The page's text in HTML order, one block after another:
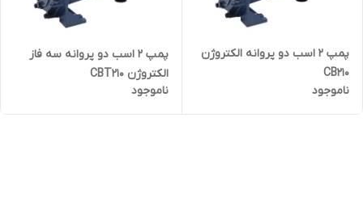
پمپ ۲ اسب دو پروانه الکتروژن
CB210
ناموجود
پمپ ۲ اسب دو پروانه سه فاز
الکتروژن CBT210
ناموجود